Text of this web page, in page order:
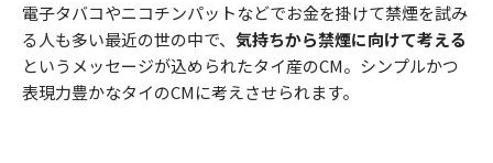
電子タバコやニコチンパットなどでお金を掛けて禁煙を試み
る人も多い最近の世の中で、 気持ちから禁煙に向けて考える
というメッセージが込められたタイ産のCM。シンプルかつ
表現力豊かなタイのCMに考えさせられます。